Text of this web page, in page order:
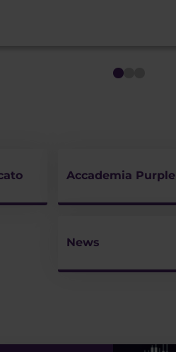
Accademia Purple
News